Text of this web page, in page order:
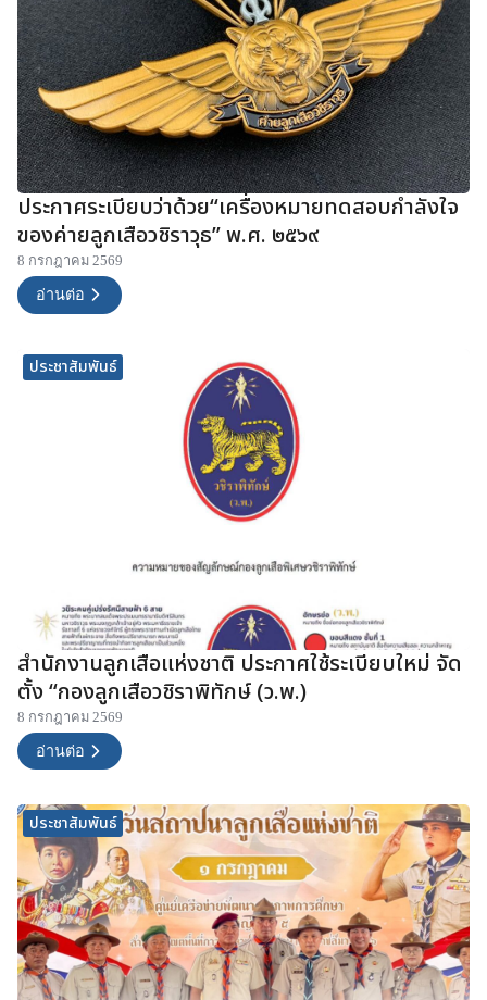
ประกาศระเบียบว่าด้วย“เครื่องหมายทดสอบกำลังใจ
ของค่ายลูกเสือวชิราวุธ” พ.ศ. ๒๕๖๙
8 กรกฎาคม 2569
อ่านต่อ
ประชาสัมพันธ์
สำนักงานลูกเสือแห่งชาติ ประกาศใช้ระเบียบใหม่ จัด
ตั้ง “กองลูกเสือวชิราพิทักษ์ (ว.พ.)
8 กรกฎาคม 2569
อ่านต่อ
ประชาสัมพันธ์